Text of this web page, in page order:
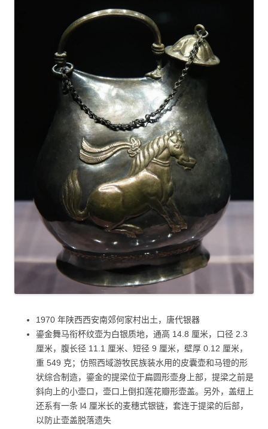
1970 年陕西西安南郊何家村出土，唐代银器
鎏金舞马衔杯纹壶为白银质地，通高 14.8 厘米，口径 2.3
厘米，腹长径 11.1 厘米、短径 9 厘米，壁厚 0.12 厘米，
重 549 克；仿照西域游牧民族装水用的皮囊壶和马镫的形
状综合制造，鎏金的提梁位于扁圆形壶身上部，提梁之前是
斜向上的小壶口，壶口上倒扣莲花瓣形壶盖。另外，盖纽上
还系有一条 l4 厘米长的麦穗式银链，套连于提梁的后部，
以防止壶盖脱落遗失